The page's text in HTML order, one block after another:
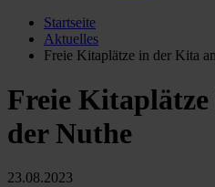
Startseite
Aktuelles
Freie Kitaplätze in der Kita
Freie
der Nuthe
23.08.2023